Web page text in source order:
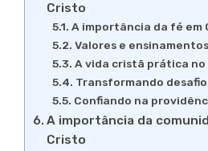
Cristo
A importância da fé em
Valores e
A vida cristã prática no
Transformando
Confiando na
A importância da
Cristo